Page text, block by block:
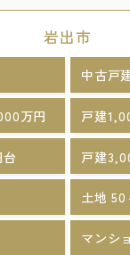
岩出市
中古戸
万円 戸建
戸建
土地 50
マンシ